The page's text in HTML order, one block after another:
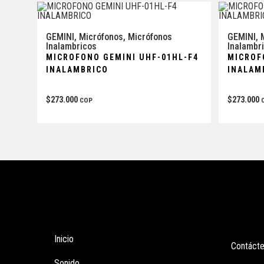
GEMINI , Micrófonos, Micrófonos
Inalambricos
MICROFONO GEMINI UHF-01HL-F4
INALAMBRICO
$273.000 COP
GEMINI ,
$273.000
Inicio